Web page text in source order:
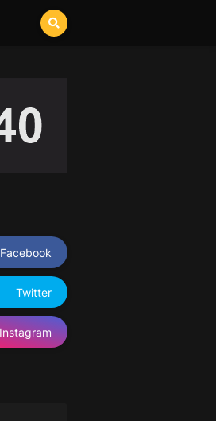
Facebook
Twitter
Instagram